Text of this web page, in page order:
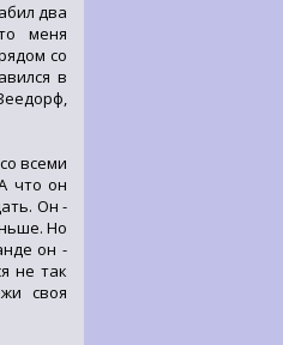
два
меня
со
в
всеми
что он
Он -
Но
он -
не так
своя